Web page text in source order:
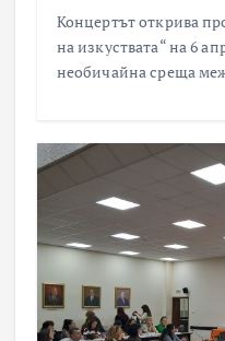
Концертът открива
на изкуствата“ на 6
необичайна среща